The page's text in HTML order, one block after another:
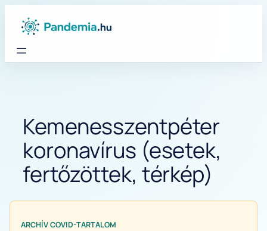
Kemenesszentpéter
koronavírus (esetek,
fertőzöttek, térkép)
ARCHÍV COVID-TARTALOM